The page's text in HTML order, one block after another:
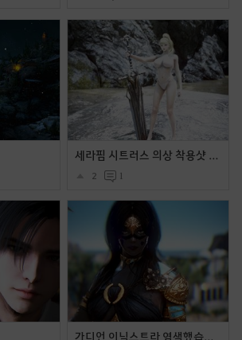
2 1
가디언 이닉스트라 염색했습니다.